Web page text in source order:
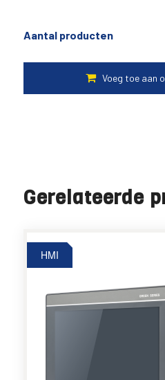
Aantal producten
Gerelateerde
HMI